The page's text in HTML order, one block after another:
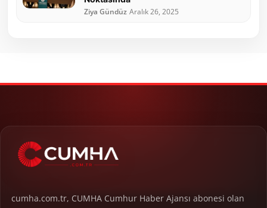
Ziya Gündüz Aralık 26, 2025
cumha.com.tr, CUMHA Cumhur Haber Ajansı abonesi olan